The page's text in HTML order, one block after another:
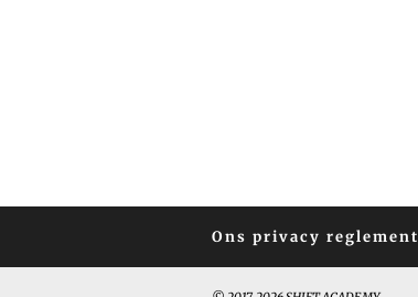
Ons privacy reglement